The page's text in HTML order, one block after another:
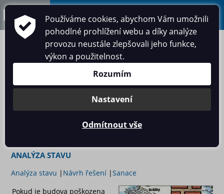
+420 602 282 160
Provozovna:
ANALÝZA STAVU
Analýza stavu | Návrh řešení |Sanace
Pokud je budova poškozena
Používáme cookies, abychom Vám umožnili
pohodlné prohlížení webu a díky analýze
provozu neustále zlepšovali jeho funkce,
výkon a použitelnost.
Rozumím
Nastavení
Odmítnout vše